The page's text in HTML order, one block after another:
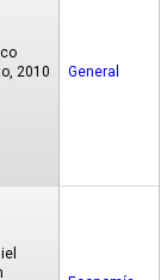
2010
General